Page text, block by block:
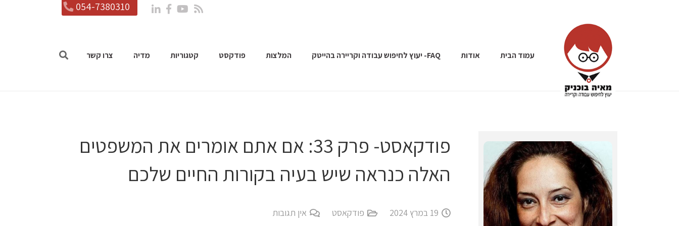
054-7380310
עמוד הבית אודות FAQ- יעוץ לחיפוש עבודה וקריירה בהייטק המלצות פודקסט קטגוריות מדיה צרו קשר
פודקאסט- פרק 33: אם אתם אומרים את המשפטים
האלה כנראה שיש בעיה בקורות החיים שלכם
19 במרץ 2024 פודקאסט אין תגובות